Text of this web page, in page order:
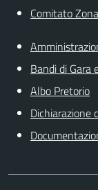
Comitato
Bandi di Gara
Albo Pretorio
Dichiarazione